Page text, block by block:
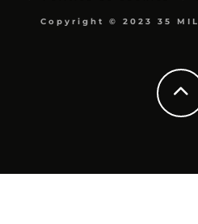
Copyright © 2023 35